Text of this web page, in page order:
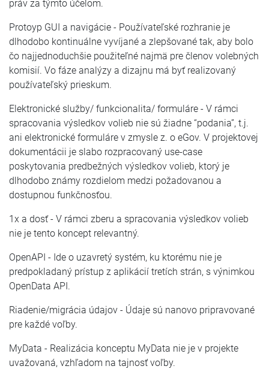
práv za týmto účelom.
Protoyp GUI a navigácie - Používateľské rozhranie je
dlhodobo kontinuálne vyvíjané a zlepšované tak, aby bolo
čo najjednoduchšie použiteľné najmä pre členov volebných
komisií. Vo fáze analýzy a dizajnu má byť realizovaný
používateľský prieskum.
Elektronické služby/ funkcionalita/ formuláre - V rámci
spracovania výsledkov volieb nie sú žiadne “podania”, t.j.
ani elektronické formuláre v zmysle z. o eGov. V projektovej
dokumentácii je slabo rozpracovaný use-case
poskytovania predbežných výsledkov volieb, ktorý je
dlhodobo známy rozdielom medzi požadovanou a
dostupnou funkčnosťou.
1x a dosť - V rámci zberu a spracovania výsledkov volieb
nie je tento koncept relevantný.
OpenAPI - Ide o uzavretý systém, ku ktorému nie je
predpokladaný prístup z aplikácií tretích strán, s výnimkou
OpenData API.
Riadenie/migrácia údajov - Údaje sú nanovo pripravované
pre každé voľby.
MyData - Realizácia konceptu MyData nie je v projekte
uvažovaná, vzhľadom na tajnosť voľby.